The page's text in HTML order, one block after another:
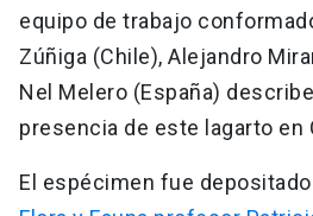
equipo de trabajo
Zúñiga (Chile), Alejandro
Nel Melero (España)
presencia de este lagarto en
El espécimen fue depositado